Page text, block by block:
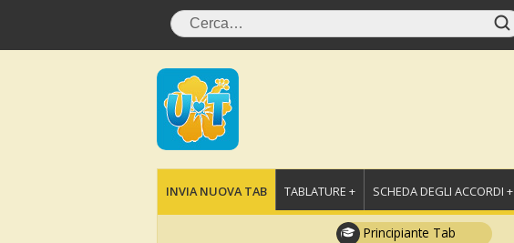
INVIA NUOVA TAB TABLATURE + SCHEDA DEGLI ACCORDI +
Principiante Tab